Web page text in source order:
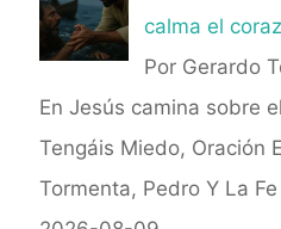
calma el
Por Gerardo
En Jesús camina sobre
Tengáis Miedo, Oración
Tormenta, Pedro Y La Fe